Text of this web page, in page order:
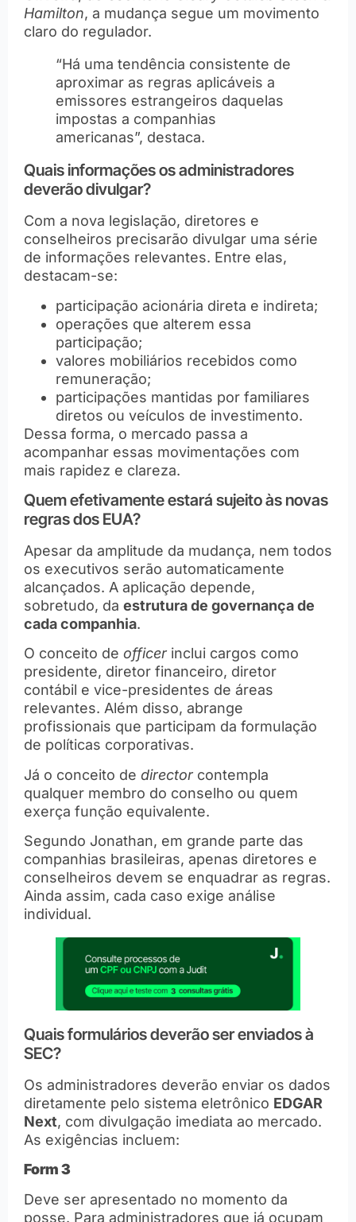
Hamilton, a mudança segue um movimento
claro do regulador.
“Há uma tendência consistente de
aproximar as regras aplicáveis a
emissores estrangeiros daquelas
impostas a companhias
americanas”, destaca.
Quais informações os administradores
deverão divulgar?
Com a nova legislação, diretores e
conselheiros precisarão divulgar uma série
de informações relevantes. Entre elas,
destacam-se:
participação acionária direta e indireta;
operações que alterem essa
participação;
valores mobiliários recebidos como
remuneração;
participações mantidas por familiares
diretos ou veículos de investimento.
Dessa forma, o mercado passa a
acompanhar essas movimentações com
mais rapidez e clareza.
Quem efetivamente estará sujeito às novas
regras dos EUA?
Apesar da amplitude da mudança, nem todos
os executivos serão automaticamente
alcançados. A aplicação depende,
sobretudo, da estrutura de governança de
cada companhia.
O conceito de officer inclui cargos como
presidente, diretor financeiro, diretor
contábil e vice-presidentes de áreas
relevantes. Além disso, abrange
profissionais que participam da formulação
de políticas corporativas.
Já o conceito de director contempla
qualquer membro do conselho ou quem
exerça função equivalente.
Segundo Jonathan, em grande parte das
companhias brasileiras, apenas diretores e
conselheiros devem se enquadrar as regras.
Ainda assim, cada caso exige análise
individual.
Quais formulários deverão ser enviados à
SEC?
Os administradores deverão enviar os dados
diretamente pelo sistema eletrônico EDGAR
Next, com divulgação imediata ao mercado.
As exigências incluem:
Form 3
Deve ser apresentado no momento da
posse. Para administradores que já ocupam